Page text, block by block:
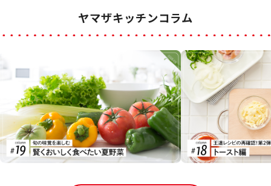
ヤマザキッチンコラム